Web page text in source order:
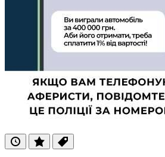
ОстанніПопулярні
Теги